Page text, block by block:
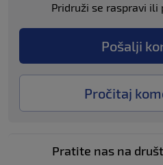
Pridruži se raspravi
Pošalji
Pročitaj
Pratite nas na